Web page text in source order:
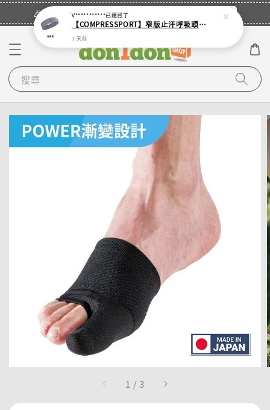
🎉登入會員・領取您的專屬折扣券！ 立即登入
搜尋
1 /3
V***********已購買了
【COMPRESSPORT】窄版止汗呼吸頭帶2.0_【零碼】
1 天前